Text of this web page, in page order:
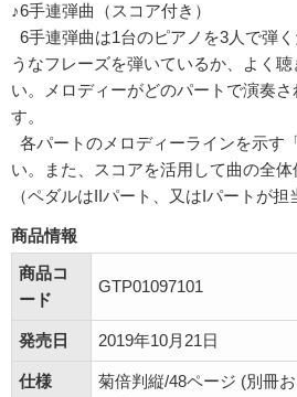
♪6手連弾曲（スコア付き）
6手連弾曲は1台のピアノを3人で弾
うなフレーズを弾いているか、よく
い。メロディーがどのパートで演奏
す。
各パートのメロディーラインを示す
い。また、スコアを活用して曲の全
（ペダルはIIパート、又はIパートが担
商品情報
商品コ
ード
GTP01097101
発売日 2019年10月21日
仕様
菊倍判縦/48ページ (別冊